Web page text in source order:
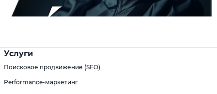
Услуги
Поисковое продвижение (SEO)
Performance-маркетинг